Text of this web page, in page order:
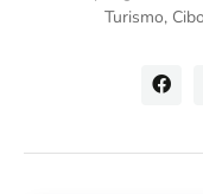
Turismo,